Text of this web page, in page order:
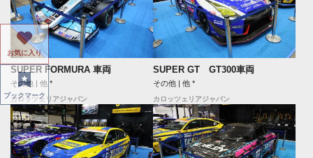
SUPER FORMURA 車両
その他 | 他 *
カロッツェリアジャパン
SUPER GT GT300車両
その他 | 他 *
カロッツェリアジャパン
お気に入り
ブックマーク